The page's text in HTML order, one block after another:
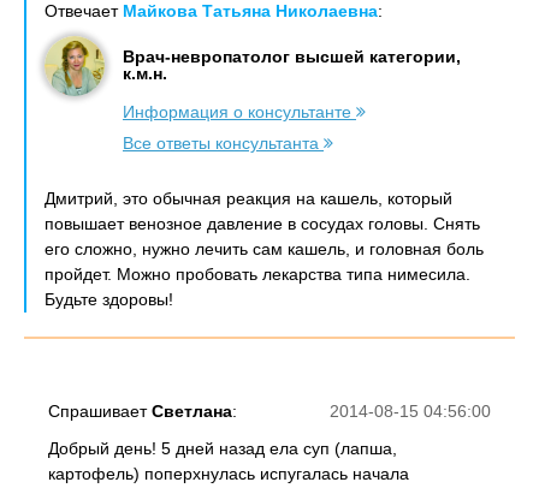
Отвечает Майкова Татьяна Николаевна:
Врач-невропатолог высшей категории,
к.м.н.
Информация о консультанте
Все ответы консультанта
Дмитрий, это обычная реакция на кашель, который
повышает венозное давление в сосудах головы. Снять
его сложно, нужно лечить сам кашель, и головная боль
пройдет. Можно пробовать лекарства типа нимесила.
Будьте здоровы!
2014-08-15 04:56:00
СпрашиваетСветлана:
Добрый день! 5 дней назад ела суп (лапша,
картофель) поперхнулась испугалась начала